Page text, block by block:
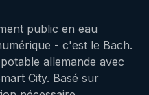
public en eau
- c'est le Bach.
allemande avec
City. Basé sur